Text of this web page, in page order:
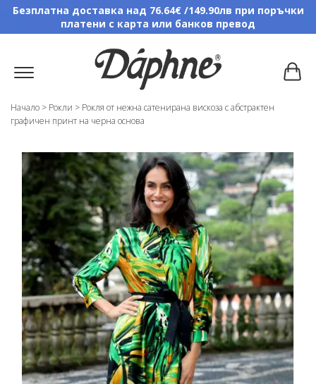
Безплатна доставка над 76.64€ /149.90лв при поръчки
платени с карта или банков превод
Начало > Рокли > Рокля от нежна сатенирана вискоза с абстрактен
графичен принт на черна основа